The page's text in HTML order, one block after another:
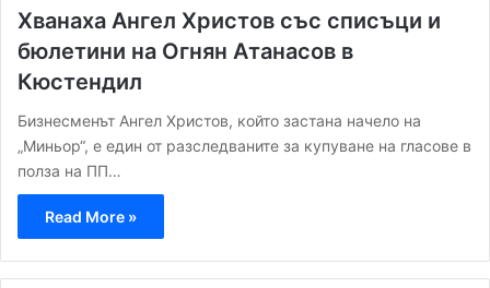
Хванаха Ангел Христов със списъци и
бюлетини на Огнян Атанасов в
Кюстендил
Бизнесменът Ангел Христов, който застана начело на
„Миньор“, е един от разследваните за купуване на гласове в
полза на ПП…
Read More »